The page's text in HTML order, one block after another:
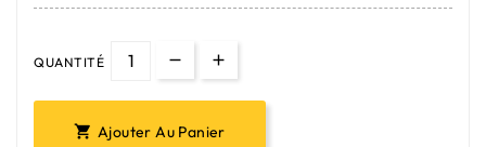
QUANTITÉ
 Ajouter Au Panier